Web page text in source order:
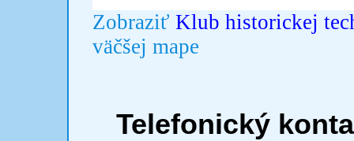
Zobraziť Klub historickej
väčšej mape
Telefonický